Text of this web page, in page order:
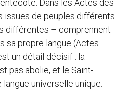
Dans les Actes des
issues de peuples différents
différentes – comprennent
sa propre langue (Actes
un détail décisif : la
pas abolie, et le Saint-
langue universelle unique.